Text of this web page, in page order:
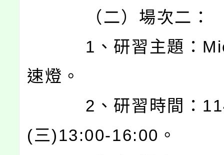
（二）場次二：
1、研習主題：
速燈。
2、研習時間：
(三)13:00-16:00。